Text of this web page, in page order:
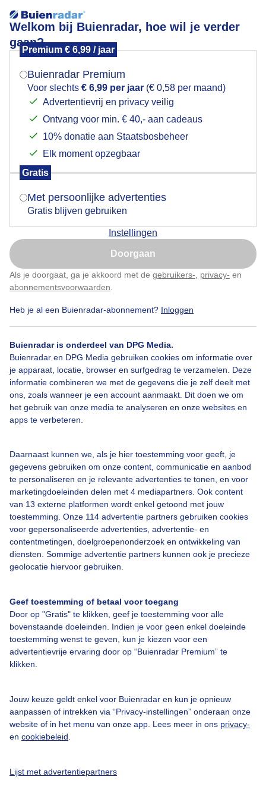
Welkom bij Buienradar, hoe wil je verder
gaan?
Premium € 6,99 / jaar
Buienradar Premium
Voor slechts € 6,99 per jaar (€ 0,58 per maand)
Advertentievrij en privacy veilig
Ontvang voor min. € 40,- aan cadeaus
10% donatie aan Staatsbosbeheer
Elk moment opzegbaar
Gratis
Met persoonlijke advertenties
Gratis blijven gebruiken
Instellingen
Doorgaan
Als je doorgaat, ga je akkoord met de gebruikers- privacy- en
abonnementsvoorwaarden
Heb je al een Buienradar-abonnement? Inloggen
Buienradar is onderdeel van DPG Media.
Buienradar en DPG Media gebruiken cookies om informatie over
je apparaat, locatie, browser en surfgedrag te verzamelen. Deze
informatie combineren we met de gegevens die je zelf deelt met
ons, zoals wanneer je een account aanmaakt. Dit doen we om
het gebruik van onze media te analyseren en onze websites en
apps te verbeteren.
Daarnaast kunnen we, als je hier toestemming voor geeft, je
gegevens gebruiken om onze content, communicatie en aanbod
te personaliseren en je relevante advertenties te tonen, en voor
marketingdoeleinden delen met 4 mediapartners. Ook content
van 13 externe platformen wordt enkel getoond met jouw
toestemming. Onze 114 advertentie partners gebruiken cookies
voor gepersonaliseerde advertenties, advertentie- en
contentmetingen, doelgroepenonderzoek en ontwikkeling van
diensten. Sommige advertentie partners kunnen ook je precieze
geolocatie hiervoor gebruiken.
Geef toestemming of betaal voor toegang
Door op "Gratis" te klikken, geef je toestemming voor alle
bovenstaande doeleinden. Indien je voor geen enkel doeleinde
toestemming wenst te geven, kun je kiezen voor een
advertentievrije ervaring door op “Buienradar Premium” te
klikken.
Jouw keuze geldt enkel voor Buienradar en kun je opnieuw
aanpassen of intrekken via “Privacy-instellingen” onderaan onze
website of in het menu van onze app. Lees meer in ons privacy-
en cookiebeleid
Lijst met advertentiepartners
mistig bij zee...
links de dijk..daar achter is de zee...
Mistig Vuurtoren Motregen
Bekijk slideshow
Een moment geduld aub...
Bedrijfsgegevens
Veelgestelde vragen
Contact
Adverteren
Buienradar Team
Cookie beleid
Mogen we je locatie gebruiken voor het
Indien je hier nog geen akkoord op hebt gegeven,
verschijnt er zo een pop-up uit je browser waarin
Is goed, toon de popup
Nu niet, misschien later
Klik hierom dit aan te passen